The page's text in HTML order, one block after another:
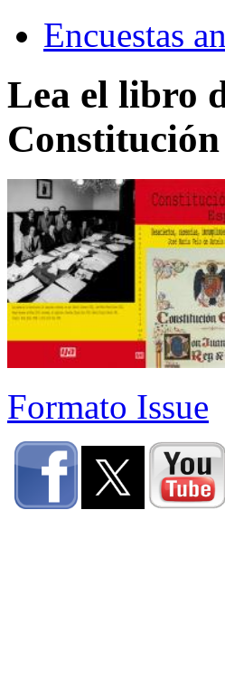
Encuestas
Lea el libro
Constitución
Formato Issue